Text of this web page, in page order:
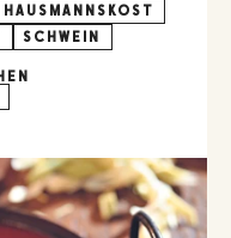
HAUSMANNSKOST
SCHWEIN